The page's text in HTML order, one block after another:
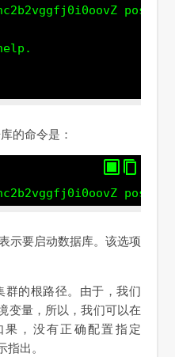
的命令是：
示要启动数据库。该选项
的根路径。由于，我们
变量，所以，我们可以在
，没有正确配置指定
出。